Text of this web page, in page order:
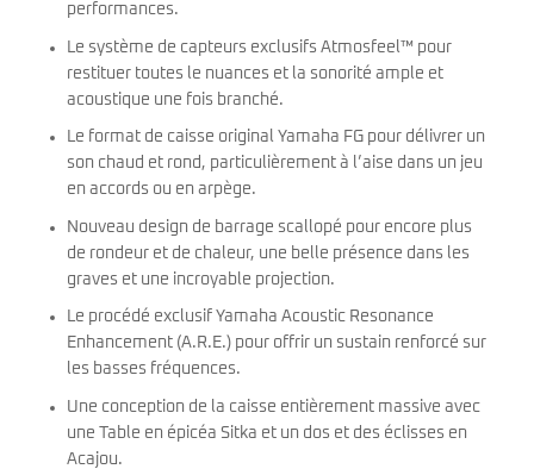
performances.
Le système de capteurs exclusifs Atmosfeel™ pour
restituer toutes le nuances et la sonorité ample et
acoustique une fois branché.
Le format de caisse original Yamaha FG pour délivrer un
son chaud et rond, particulièrement à l’aise dans un jeu
en accords ou en arpège.
Nouveau design de barrage scallopé pour encore plus
de rondeur et de chaleur, une belle présence dans les
graves et une incroyable projection.
Le procédé exclusif Yamaha Acoustic Resonance
Enhancement (A.R.E.) pour offrir un sustain renforcé sur
les basses fréquences.
Une conception de la caisse entièrement massive avec
une Table en épicéa Sitka et un dos et des éclisses en
Acajou.